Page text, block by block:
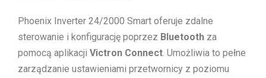
Phoenix Inverter 24/2000 Smart oferuje zdalne
sterowanie i konfigurację poprzez Bluetooth za
pomocą aplikacji Victron Connect. Umożliwia to pełne
zarządzanie ustawieniami przetwornicy z poziomu